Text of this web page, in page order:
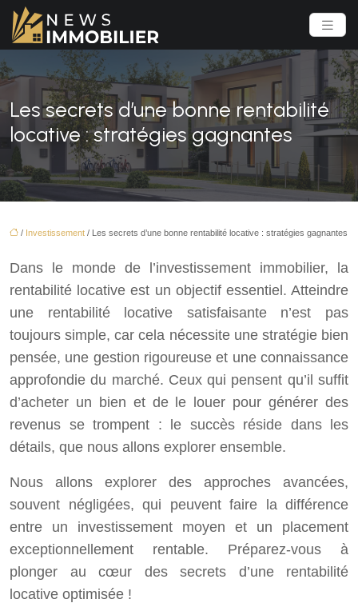
Les secrets d’une bonne rentabilité
locative : stratégies gagnantes
/ Investissement / Les secrets d’une bonne rentabilité locative : stratégies gagnantes
Dans le monde de l’investissement immobilier, la
rentabilité locative est un objectif essentiel. Atteindre
une rentabilité locative satisfaisante n’est pas
toujours simple, car cela nécessite une stratégie bien
pensée, une gestion rigoureuse et une connaissance
approfondie du marché. Ceux qui pensent qu’il suffit
d’acheter un bien et de le louer pour générer des
revenus se trompent : le succès réside dans les
détails, que nous allons explorer ensemble.
Nous allons explorer des approches avancées,
souvent négligées, qui peuvent faire la différence
entre un investissement moyen et un placement
exceptionnellement rentable. Préparez-vous à
plonger au cœur des secrets d’une rentabilité
locative optimisée !